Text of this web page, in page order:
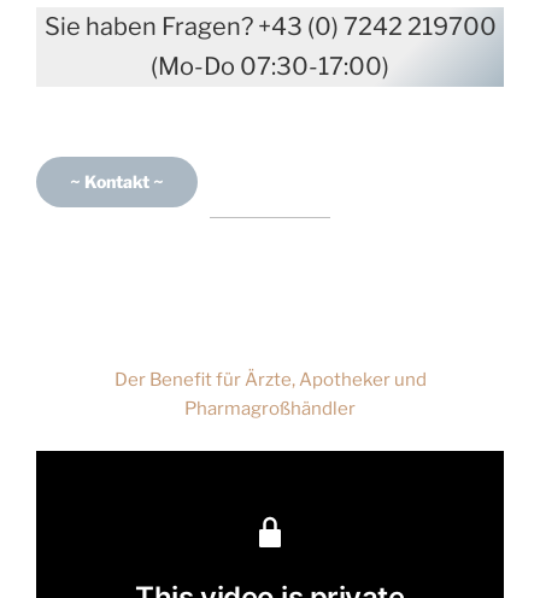
Sie haben Fragen? +43 (0) 7242 219700
(Mo-Do 07:30-17:00)
~ Kontakt ~
Der Benefit für Ärzte, Apotheker und
Pharmagroßhändler